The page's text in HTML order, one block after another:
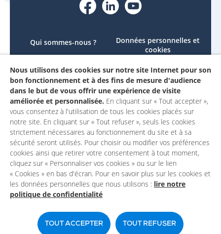
Qui sommes-nous ?
Le projet
Contactez-nous
Mon compte
Données personnelles et
cookies
Accessibilité : non
conforme
Mentions légales
Un site du
Nous utilisons des cookies sur notre site Internet pour son
bon fonctionnement et à des fins de mesure d'audience
dans le but de vous offrir une expérience de visite
améliorée et personnalisée. En cliquant sur « Tout accepter »,
vous consentez à l'utilisation de tous les cookies placés sur
notre site. En cliquant sur « Tout refuser », seuls les cookies
strictement nécessaires au fonctionnement du site et à sa
sécurité seront utilisés. Pour choisir ou modifier vos préférences
cookies ainsi que retirer votre consentement à tout moment,
cliquez sur « Personnaliser vos cookies » ou sur le lien
« Cookies » en bas d'écran. Pour en savoir plus sur les cookies et
les données personnelles que nous utilisons : lire notre
politique de confidentialité
TOUT ACCEPTER TOUT REFUSER